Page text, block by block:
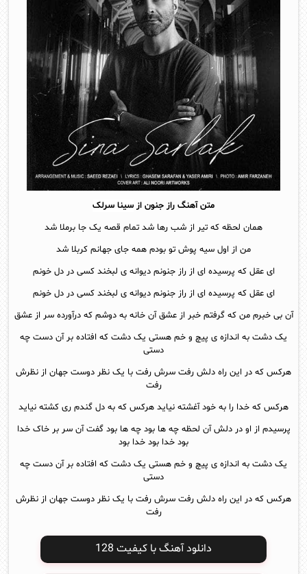
متن آهنگ راز جنون از سینا سرلک
همان لحظه که تیر از شب رها شد تمام قصه یک جا برملا شد
من از اول سیه پوش تو بودم همه جای جهانم کربلا شد
ای عقل که پرسیده ای از راز جنونم دیوانه ی لبخند کسی در دل خونم
ای عقل که پرسیده ای از راز جنونم دیوانه ی لبخند کسی در دل خونم
آن بی خبرم من که گرفتم خبر از عشق آن خانه به دوشم که درآورده سر از عشق
یک دشت به اندازه ی پیچ و خم هستی یک دشت که افتاده بر آن دست چه
دستی
هرکس که در این راه دلش رفت سرش رفت با یک نظر دوست جهان از نظرش
رفت
هرکس که خدا را به خود آغشته نیاید هرکس که به دل گندم ری کشته نیاید
پرسیدم از او در دلش آن لحظه چه ها بود چه ها بود گفت آن سر بر خاک خدا
بود خدا بود خدا بود
یک دشت به اندازه ی پیچ و خم هستی یک دشت که افتاده بر آن دست چه
دستی
هرکس که در این راه دلش رفت سرش رفت با یک نظر دوست جهان از نظرش
رفت
دانلود آهنگ با کیفیت 128